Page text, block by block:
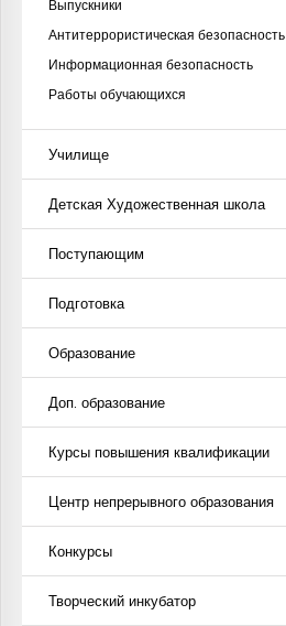
Выпускники
Антитеррористическая безопасность
Информационная безопасность
Работы обучающихся
Училище
Детская Художественная школа
Поступающим
Подготовка
Образование
Доп. образование
Курсы повышения квалификации
Центр непрерывного образования
Конкурсы
Творческий инкубатор